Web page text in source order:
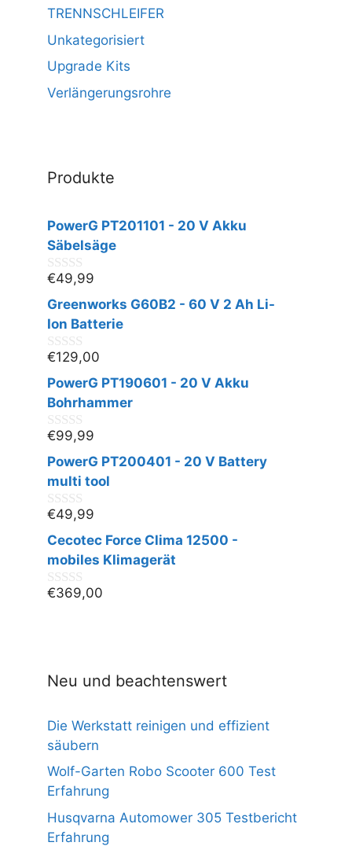
TRENNSCHLEIFER
Unkategorisiert
Upgrade Kits
Verlängerungsrohre
Produkte
PowerG PT201101 - 20 V Akku
Säbelsäge
0
v
o
n
€49,99
Greenworks G60B2 - 60 V 2 Ah Li-
Ion Batterie
0
v
o
n
€129,00
PowerG PT190601 - 20 V Akku
Bohrhammer
0
v
o
n
€99,99
PowerG PT200401 - 20 V Battery
multi tool
0
v
o
n
€49,99
Cecotec Force Clima 12500 -
mobiles Klimagerät
0
€369,00
Neu und beachtenswert
Die Werkstatt reinigen und effizient
säubern
Wolf-Garten Robo Scooter 600 Test
Erfahrung
Husqvarna Automower 305 Testbericht
Erfahrung